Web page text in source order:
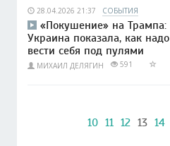
28.04.2026 21:37 СОБЫТИЯ
«Покушение» на Трампа:
Украина показала, как надо
вести себя под пулями
МИХАИЛ ДЕЛЯГИН 591
10 11 12 13 14